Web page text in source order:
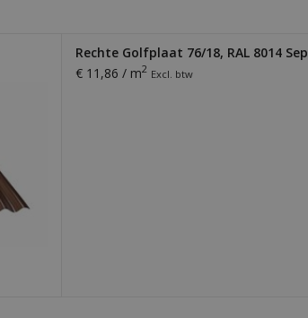
Rechte Golfplaat 76/18, RAL 8014
€ 11,86 / m2 Excl. btw